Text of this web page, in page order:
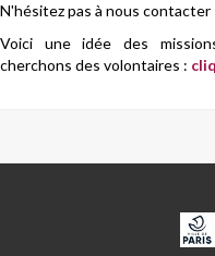
N'hésitez pas à nous contacter
Voici une idée des
cherchons des volontaires :